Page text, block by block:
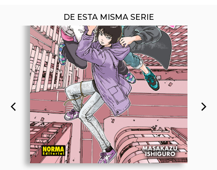
DE ESTA MISMA SERIE